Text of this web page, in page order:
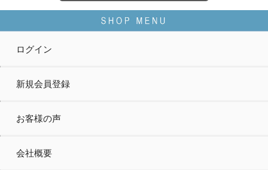
ログイン
新規会員登録
お客様の声
会社概要